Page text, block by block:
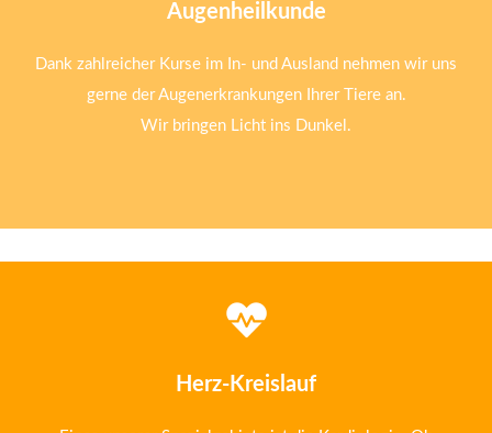
Augenheilkunde
Dank zahlreicher Kurse im In- und Ausland nehmen wir uns
gerne der Augenerkrankungen Ihrer Tiere an.
Wir bringen Licht ins Dunkel.
Herz-Kreislauf